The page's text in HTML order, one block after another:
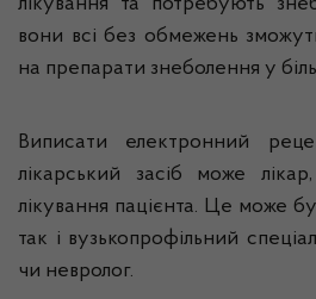
лікування та потребують
вони всі без обмежень
на препарати знеболення у
Виписати електронний
лікарський засіб може
лікування пацієнта. Це може
так і вузькопрофільний
чи невролог.